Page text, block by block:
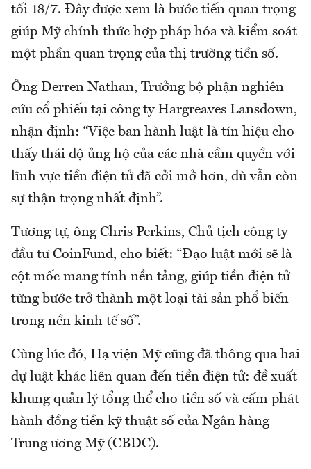
tối 18/7. Đây được xem là bước tiến quan trọng
giúp Mỹ chính thức hợp pháp hóa và kiểm soát
một phần quan trọng của thị trường tiền số.
Ông Derren Nathan, Trưởng bộ phận nghiên
cứu cổ phiếu tại công ty Hargreaves Lansdown,
nhận định: “Việc ban hành luật là tín hiệu cho
thấy thái độ ủng hộ của các nhà cầm quyền với
lĩnh vực tiền điện tử đã cởi mở hơn, dù vẫn còn
sự thận trọng nhất định”.
Tương tự, ông Chris Perkins, Chủ tịch công ty
đầu tư CoinFund, cho biết: “Đạo luật mới sẽ là
cột mốc mang tính nền tảng, giúp tiền điện tử
từng bước trở thành một loại tài sản phổ biến
trong nền kinh tế số”.
Cùng lúc đó, Hạ viện Mỹ cũng đã thông qua hai
dự luật khác liên quan đến tiền điện tử: đề xuất
khung quản lý tổng thể cho tiền số và cấm phát
hành đồng tiền kỹ thuật số của Ngân hàng
Trung ương Mỹ (CBDC).